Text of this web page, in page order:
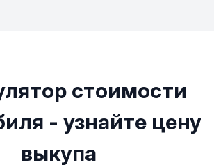
стоимости
- узнайте цену
выкупа